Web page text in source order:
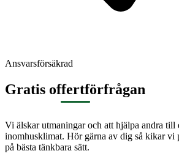
Ansvarsförsäkrad
Gratis offertförfrågan
Vi älskar utmaningar och att hjälpa andra till
inomhusklimat. Hör gärna av dig så kikar vi
på bästa tänkbara sätt.